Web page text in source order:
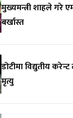
मुख्यमन्त्री शाहले गरे
बर्खास्त
डोटीमा विद्युतीय
मृत्यु